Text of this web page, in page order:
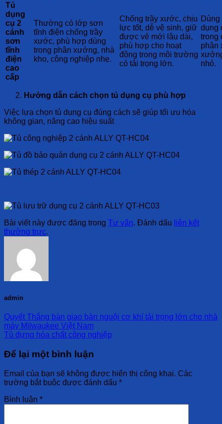
Tủ
dụng
cụ 2
cánh
sơn
tĩnh
điện
cao
cấp
Thường có lớp sơn
tĩnh điện chống trầy
xước, phù hợp dùng
trong phân xưởng, nhà
kho, công nghiệp nhẹ.
Chống trầy xước, chịu
lực tốt, dễ vệ sinh, giữ
được vẻ mới lâu dài,
phù hợp cho hoạt
động trong môi trường
có tải trọng lớn.
dụng
trong
phân
nhỏ.
Hướng dẫn cách chọn tủ dụng cụ phù hợp
Việc lựa chọn tủ dụng cụ đúng cách sẽ giúp tối ưu hóa
không gian, nâng cao hiệu suất
Bài viết này được đăng trong Tư vấn. Đánh dấu liên kết
thường trực.
admin
Quyết Thắng bàn giao bàn nguội cơ khí tải trọng lớn cho nhà
máy Milwaukee Việt Nam
Tủ đựng hóa chất công nghiệp
Để lại một bình luận
Email của bạn sẽ không được hiển thị công khai. Các
trường bắt buộc được đánh dấu *
Bình luận *